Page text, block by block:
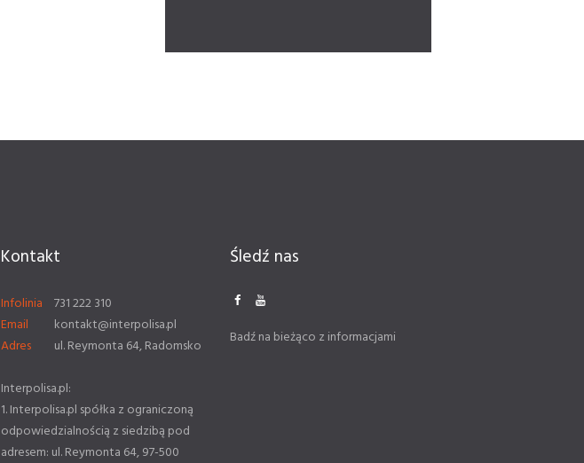
Kontakt
Infolinia
731 222 310
Email
kontakt@interpolisa.pl
Adres
ul. Reymonta 64, Radomsko
Interpolisa.pl:
1. Interpolisa.pl spółka z ograniczoną
odpowiedzialnością z siedzibą pod
adresem: ul. Reymonta 64, 97-500
Śledź nas
Badź na bieżąco z informacjami